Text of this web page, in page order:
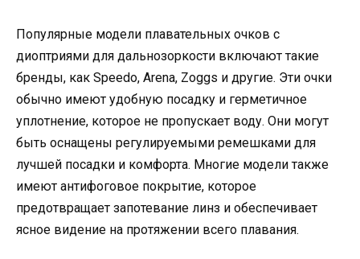
Популярные модели плавательных очков с
диоптриями для дальнозоркости включают такие
бренды, как Speedo, Arena, Zoggs и другие. Эти очки
обычно имеют удобную посадку и герметичное
уплотнение, которое не пропускает воду. Они могут
быть оснащены регулируемыми ремешками для
лучшей посадки и комфорта. Многие модели также
имеют антифоговое покрытие, которое
предотвращает запотевание линз и обеспечивает
ясное видение на протяжении всего плавания.